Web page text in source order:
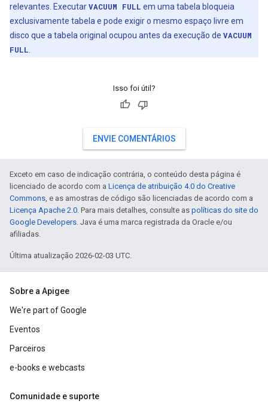
relevantes. ExecutarVACUUM FULL em uma tabela bloqueia
exclusivamente tabela e pode exigir o mesmo espaço livre em
disco que a tabela original ocupou antes da execução de VACUUM
FULL
Isso foi útil?
ENVIE COMENTÁRIOS
Exceto em caso de indicação contrária, o conteúdo desta página é
licenciado de acordo com a Licença de atribuição 4.0 do Creative
Commons, e as amostras de código são licenciadas de acordo com a
Licença Apache 2.0. Para mais detalhes, consulte as políticas do site do
Google Developers. Java é uma marca registrada da Oracle e/ou
afiliadas.
Última atualização 2026-02-03 UTC.
Sobre a Apigee
We're part of Google
Eventos
Parceiros
e-books e webcasts
Comunidade e suporte